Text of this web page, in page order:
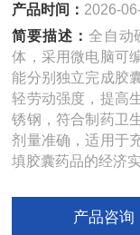
产品时间： 2026-
简要描述： 全自动
体，采用微电脑可
能分别独立完成胶
轻劳动强度，提高
锈钢，符合制药卫
剂量准确，适用于
填胶囊药品的经济
产品咨询